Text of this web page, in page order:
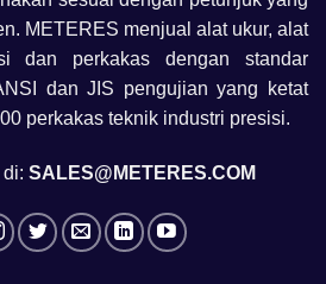
METERES menjual alat ukur, alat
dan perkakas dengan standar
dan JIS pengujian yang ketat
perkakas teknik industri presisi.
SALES@METERES.COM